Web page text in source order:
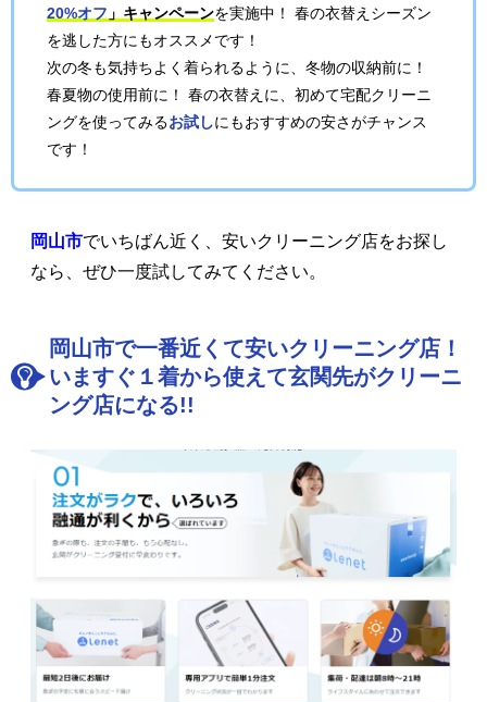
20%オフ 」キャンペーンを実施中！ 春の衣替えシーズン
を逃した方にもオススメです！
次の冬も気持ちよく着られるように、冬物の収納前に！
春夏物の使用前に！ 春の衣替えに、初めて宅配クリーニ
ングを使ってみるお試しにもおすすめの安さがチャンス
です！
岡山市でいちばん近く、安いクリーニング店をお探し
なら、ぜひ一度試してみてください。
岡山市で一番近くて安いクリーニング店！
いますぐ１着から使えて玄関先がクリーニ
ング店になる!!